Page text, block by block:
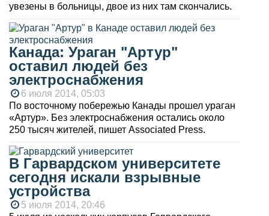
увезены в больницы, двое из них там скончались.
Канада: Ураган "Артур"
оставил людей без
электроснабжения
6 июля 2014, 05:03
По восточному побережью Канады прошел ураган
«Артур». Без электроснабжения остались около
250 тысяч жителей, пишет Associated Press.
В Гарвардском университете
сегодня искали взрывные
устройства
5 июля 2014, 20:46